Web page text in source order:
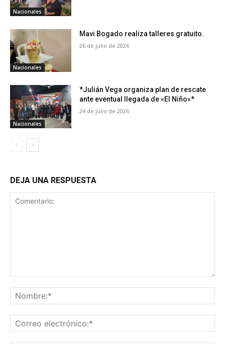
Nacionales
Nacionales
Mavi Bogado realiza talleres gratuito.
26 de julio de 2026
Nacionales
*Julián Vega organiza plan de rescate
ante eventual llegada de «El Niño»*
24 de julio de 2026
DEJA UNA RESPUESTA